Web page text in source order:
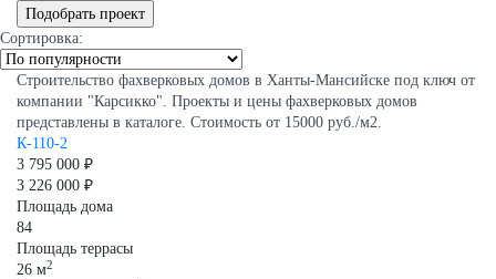
Сортировка:
Строительство фахверковых домов в Ханты-Мансийске под ключ от
компании "Карсикко". Проекты и цены фахверковых домов
представлены в каталоге. Стоимость от 15000 руб./м2.
К-110-2
3 795 000 ₽
3 226 000 ₽
Площадь дома
84
Площадь террасы
26 м2